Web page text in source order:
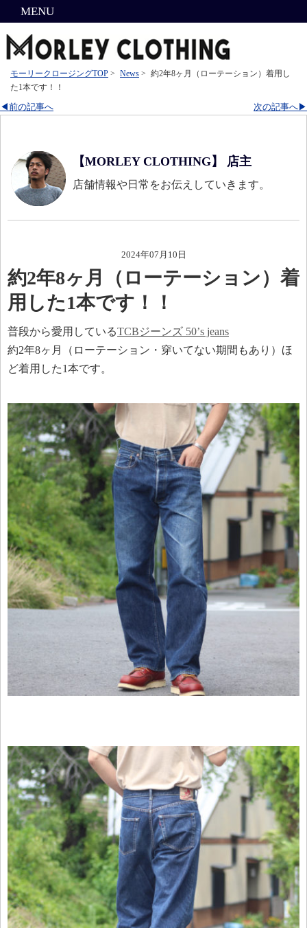
MENU
モーリークロージングTOP > News > 約2年8ヶ月（ローテーション）着用し
た1本です！！
次の記事へ▶
◀前の記事へ
【MORLEY CLOTHING】 店主
店舗情報や日常をお伝えしていきます。
2024年07月10日
約2年8ヶ月（ローテーション）着
用した1本です！！
普段から愛用しているTCBジーンズ 50’s jeans
約2年8ヶ月（ローテーション・穿いてない期間もあり）ほ
ど着用した1本です。